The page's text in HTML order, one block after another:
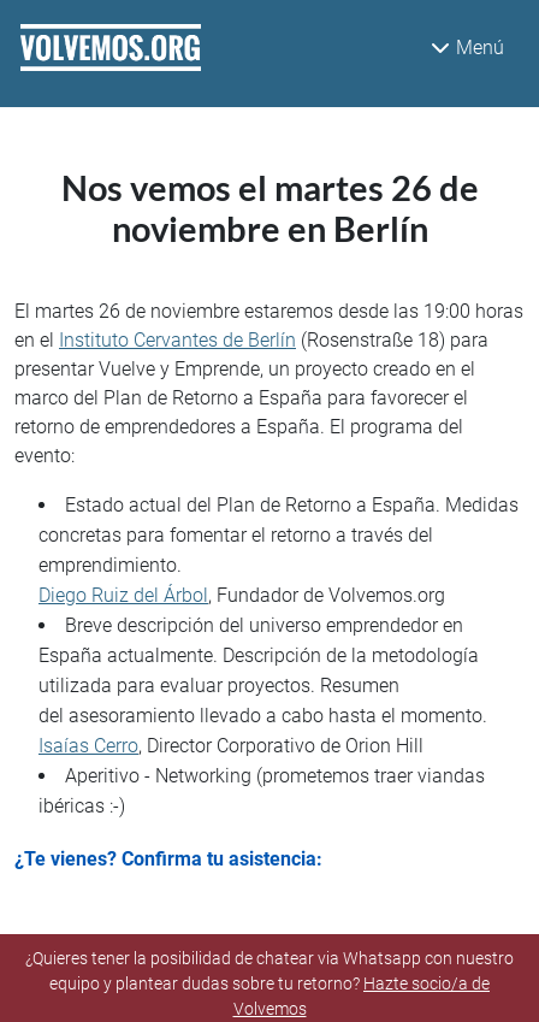
Menú
Nos vemos el martes 26 de
noviembre en Berlín
El martes 26 de noviembre estaremos desde las 19:00 horas
en el
Instituto Cervantes de Berlín (Rosenstraße 18) para
presentar Vuelve y Emprende, un proyecto creado en el
marco del Plan de Retorno a España para favorecer el
retorno de emprendedores a España. El programa del
evento:
Estado actual del Plan de Retorno a España. Medidas
concretas para fomentar el retorno a través del
emprendimiento.
Diego Ruiz del Árbol , Fundador de Volvemos.org
Breve descripción del universo emprendedor en
España actualmente. Descripción de la metodología
utilizada para evaluar proyectos. Resumen
del asesoramiento llevado a cabo hasta el momento.
Isaías Cerro, Director Corporativo de Orion Hill
Aperitivo - Networking (prometemos traer viandas
ibéricas :-)
¿Te vienes? Confirma tu asistencia:
¿Quieres tener la posibilidad de chatear via Whatsapp con nuestro
equipo y plantear dudas sobre tu retorno? Hazte socio/a de
Volvemos